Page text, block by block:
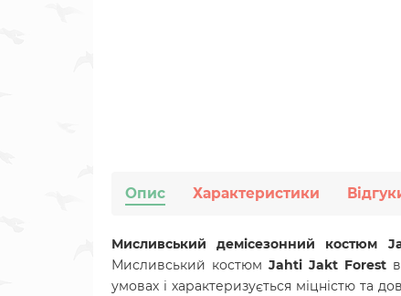
Опис Характеристики
Мисливський демісезонний костюм
Мисливський костюм Jahti Jakt Forest
умовах і характеризується міцністю та